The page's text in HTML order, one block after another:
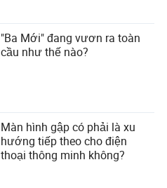
"Ba Mới" đang vươn ra toàn
cầu như thế nào?
Màn hình gập có phải là xu
hướng tiếp theo cho điện
thoại thông minh không?